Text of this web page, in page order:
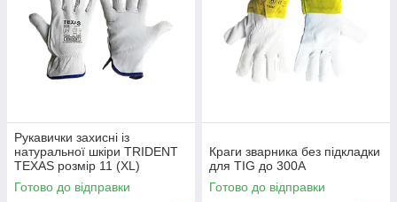
Рукавички захисні із
натуральної шкіри TRIDENT
TEXAS розмір 11 (XL)
Готово до відправки
Краги зварника без підкладки
для TIG до 300А
Готово до відправки